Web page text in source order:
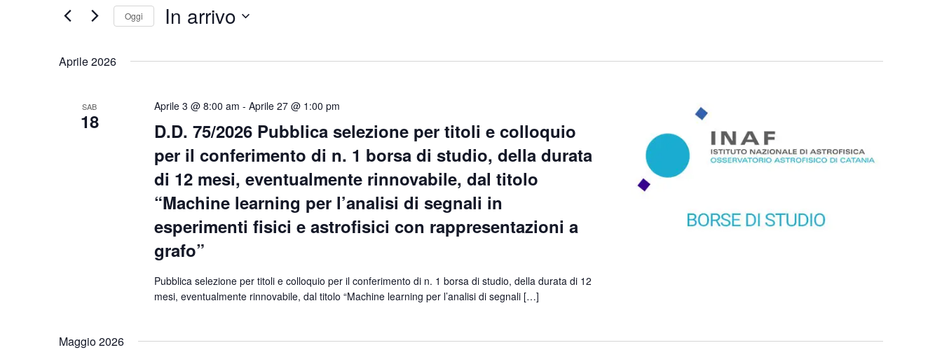
Navigazione
Eventi
Chiave.
Oggi In arrivo
Aprile 2026
SAB
18
D.D. 75/2026 Pubblica selezione per titoli e colloquio
per il conferimento di n. 1 borsa di studio, della durata
di 12 mesi, eventualmente rinnovabile, dal titolo
“Machine learning per l’analisi di segnali in
esperimenti fisici e astrofisici con rappresentazioni a
grafo”
Aprile 3 @ 8:00 am - Aprile 27 @ 1:00 pm
Pubblica selezione per titoli e colloquio per il conferimento di n. 1 borsa di studio, della durata di 12
mesi, eventualmente rinnovabile, dal titolo “Machine learning per l’analisi di segnali […]
Maggio 2026